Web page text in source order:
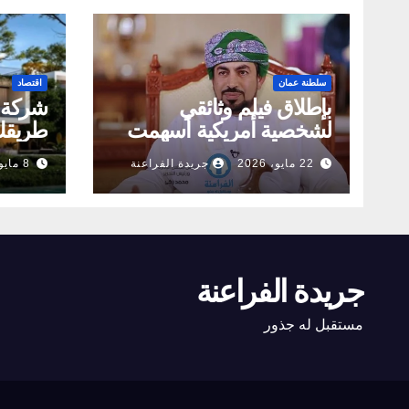
سلطنة عمان
بإطلاق فيلم وثائقي
لشخصية أمريكية أسهمت
في الخدمات الصحية بعمان
22 مايو، 2026 جريدة الفراعنة
اقتصاد
برؤية
8 مايو، 2026
جريدة الفراعنة
مستقبل له جذور